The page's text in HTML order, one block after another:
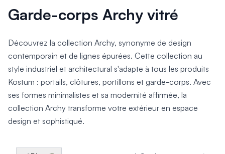
Produits > Portails > Portails avec décors
Produits > Portails > Portails économiques
Produits > Portails > Les ouvertures spéciales
Produits > Portillons > Tous nos portillons
Produits > Portillons > Portillons contemporains
Produits > Portillons > Portillons traditionnels
Produits > Portillons > Portillons architectes
Produits > Portillons > Portillons décoratifs
Produits > Portillons > Motorisation Portillon
Garde-corps Archy vitré
Découvrez la collection Archy, synonyme de design
contemporain et de lignes épurées. Cette collection au
style industriel et architectural s'adapte à tous les produits
Kostum : portails, clôtures, portillons et garde-corps. Avec
ses formes minimalistes et sa modernité affirmée, la
collection Archy transforme votre extérieur en espace
design et sophistiqué.